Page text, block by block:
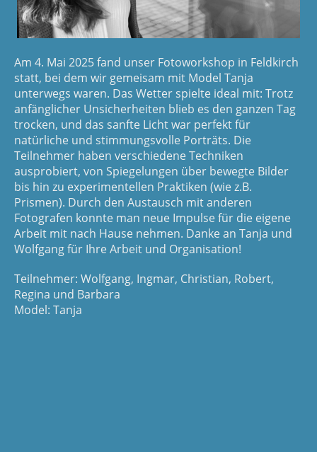
Barbara Beiser
Am 4. Mai 2025 fand unser Fotoworkshop in Feldkirch
statt, bei dem wir gemeisam mit Model Tanja
unterwegs waren. Das Wetter spielte ideal mit: Trotz
anfänglicher Unsicherheiten blieb es den ganzen Tag
trocken, und das sanfte Licht war perfekt für
natürliche und stimmungsvolle Porträts. Die
Teilnehmer haben verschiedene Techniken
ausprobiert, von Spiegelungen über bewegte Bilder
bis hin zu experimentellen Praktiken (wie z.B.
Prismen). Durch den Austausch mit anderen
Fotografen konnte man neue Impulse für die eigene
Arbeit mit nach Hause nehmen. Danke an Tanja und
Wolfgang für Ihre Arbeit und Organisation!
Teilnehmer: Wolfgang, Ingmar, Christian, Robert,
Regina und Barbara
Model: Tanja